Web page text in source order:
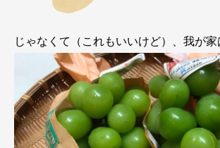
じゃなくて（これもいいけど）、我が家